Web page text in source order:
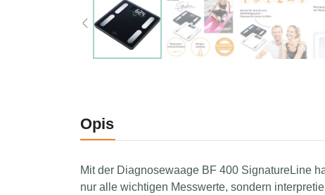
Opis
Mit der Diagnosewaage BF 400 SignatureLine
nur alle wichtigen Messwerte, sondern